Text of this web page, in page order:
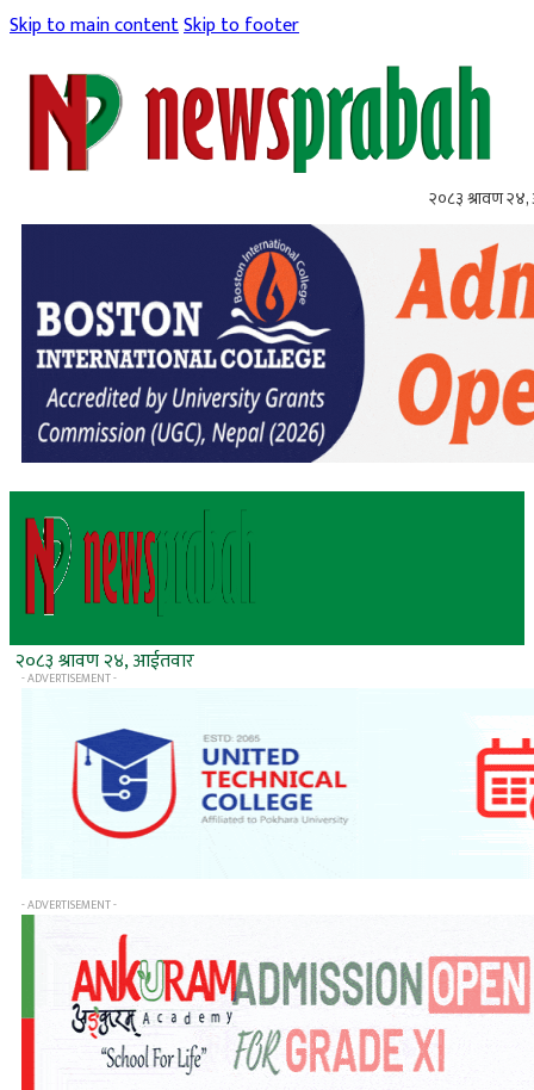
Skip to main contentSkip to footer
२०८३ श्रावण
२०८३ श्रावण २४, आईतवार
- ADVERTISEMENT -
- ADVERTISEMENT -